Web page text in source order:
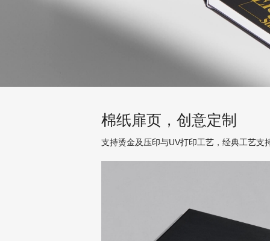
棉纸扉页，创意定制
支持烫金及压印与UV打印工艺，经典工艺支